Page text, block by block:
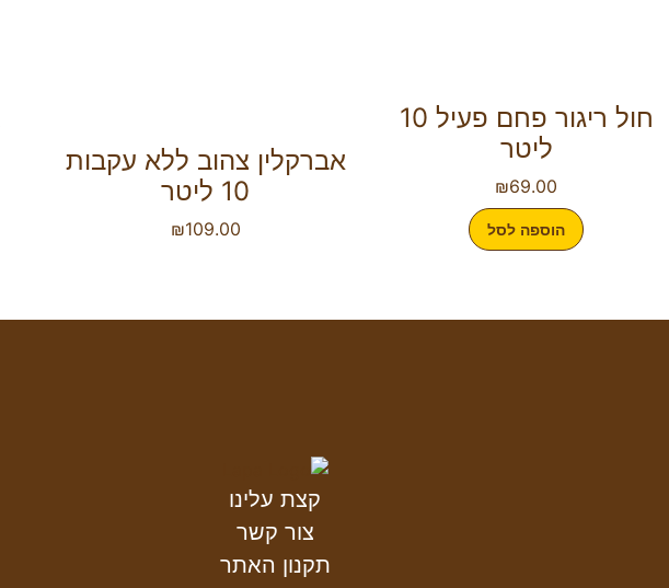
חול ריגור פחם פעיל 10
ליטר
₪69.00
הוספה לסל
אברקלין צהוב ללא עקבות
10 ליטר
₪109.00
קצת עלינו
צור קשר
תקנון האתר